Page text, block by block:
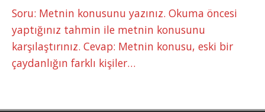
Soru: Metnin konusunu yazınız. Okuma öncesi
yaptığınız tahmin ile metnin konusunu
karşılaştırınız. Cevap: Metnin konusu, eski bir
çaydanlığın farklı kişiler…